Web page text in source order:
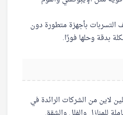
بأجهزة متطورة دون
بدقة وحلها فورًا.
لاين من الشركات الرائدة في